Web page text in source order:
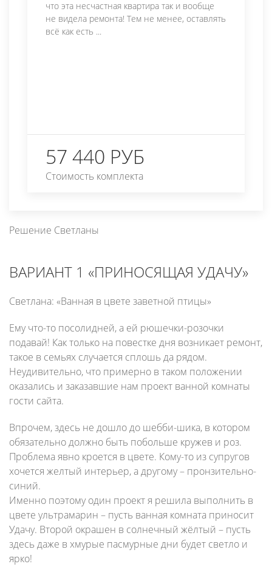
что эта несчастная квартира так и вообще
не видела ремонта! Тем не менее, оставлять
всё как есть ...
57 440 РУБ
Стоимость комплекта
Решение Светланы
ВАРИАНТ 1 «ПРИНОСЯЩАЯ УДАЧУ»
Светлана: «Ванная в цвете заветной птицы»
Ему что-то посолидней, а ей рюшечки-розочки
подавай! Как только на повестке дня возникает ремонт,
такое в семьях случается сплошь да рядом.
Неудивительно, что примерно в таком положении
оказались и заказавшие нам проект ванной комнаты
гости сайта.
Впрочем, здесь не дошло до шебби-шика, в котором
обязательно должно быть побольше кружев и роз.
Проблема явно кроется в цвете. Кому-то из супругов
хочется желтый интерьер, а другому – пронзительно-
синий.
Именно поэтому один проект я решила выполнить в
цвете ультрамарин – пусть ванная комната приносит
Удачу. Второй окрашен в солнечный жёлтый – пусть
здесь даже в хмурые пасмурные дни будет светло и
ярко!